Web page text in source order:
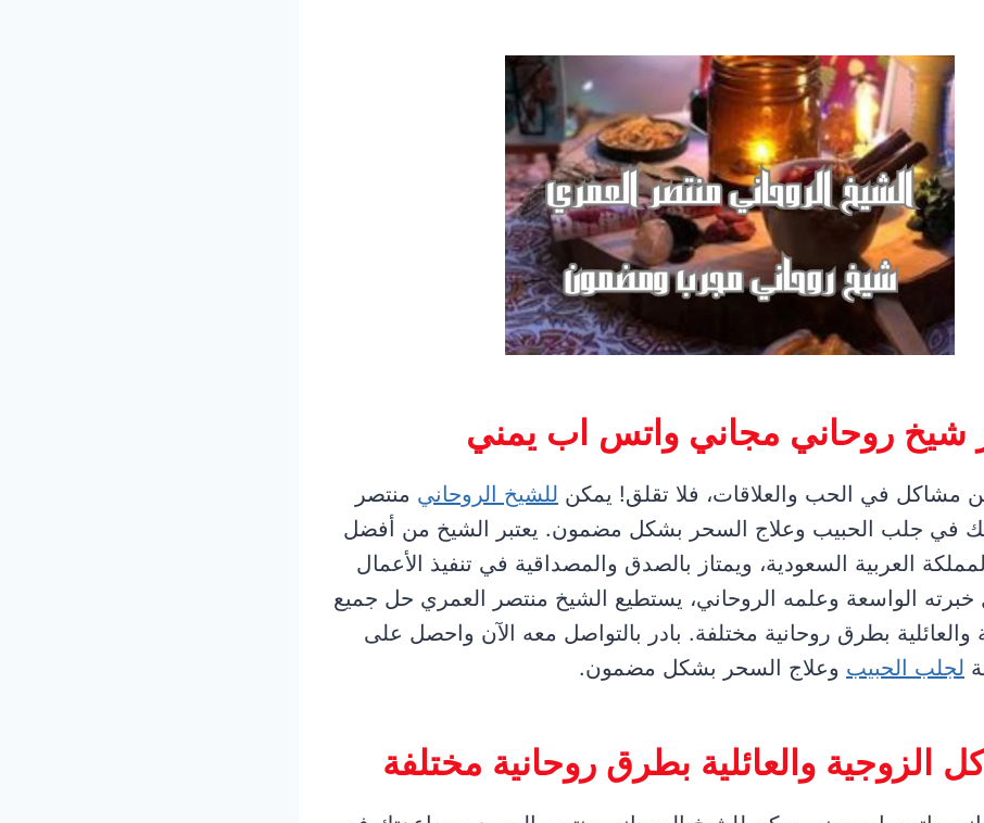
روحاني مجاني واتس اب يمني
مشاكل في الحب والعلاقات، فلا تقلق! يمكن للشيخ الروحاني منتصر
في جلب الحبيب وعلاج السحر بشكل مضمون. يعتبر الشيخ من أفضل
العربية السعودية، ويمتاز بالصدق والمصداقية في تنفيذ الأعمال
خبرته الواسعة وعلمه الروحاني، يستطيع الشيخ منتصر العمري حل جميع
بطرق روحانية مختلفة. بادر بالتواصل معه الآن واحصل على
لجلب الحبيب وعلاج السحر بشكل مضمون.
الزوجية والعائلية بطرق روحانية مختلفة